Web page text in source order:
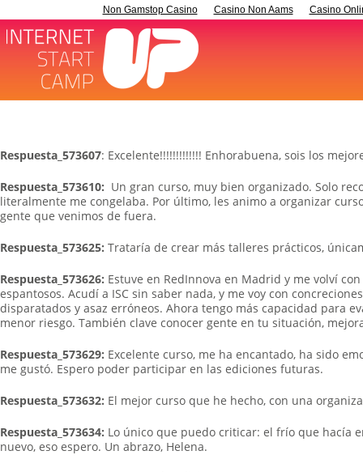
Non Gamstop Casino Casino Non Aams Casino
Respuesta_573607: Excelente!!!!!!!!!!!!! Enhorabuena, sois los
Respuesta_573610: Un gran curso, muy bien organizado. Solo
literalmente me congelaba. Por último, les animo a organizar
gente que venimos de fuera.
Respuesta_573625: Trataría de crear más talleres prácticos,
Respuesta_573626: Estuve en RedInnova en Madrid y me volví
espantosos. Acudí a ISC sin saber nada, y me voy con
disparatados y asaz erróneos. Ahora tengo más capacidad para
menor riesgo. También clave conocer gente en tu situación,
Respuesta_573629: Excelente curso, me ha encantado, ha sido
me gustó. Espero poder participar en las ediciones futuras.
Respuesta_573632: El mejor curso que he hecho, con una
Respuesta_573634: Lo único que puedo criticar: el frío que hacía
nuevo, eso espero. Un abrazo, Helena.